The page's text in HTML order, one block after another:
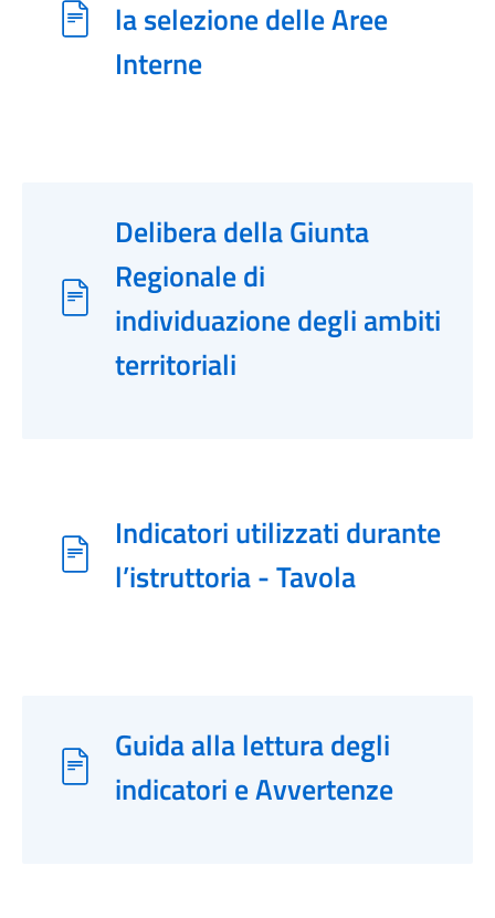
la selezione delle Aree
Interne
Delibera della Giunta
Regionale di
individuazione degli ambiti
territoriali
Indicatori utilizzati durante
l’istruttoria - Tavola
Guida alla lettura degli
indicatori e Avvertenze